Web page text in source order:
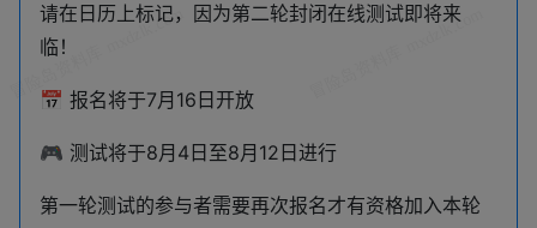
请在日历上标记，因为第二轮封闭在线测试即将来
临！
📅 报名将于7月16日开放
🎮 测试将于8月4日至8月12日进行
第一轮测试的参与者需要再次报名才有资格加入本轮